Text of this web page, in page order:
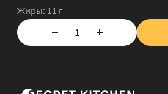
1
Жиры: 11 г